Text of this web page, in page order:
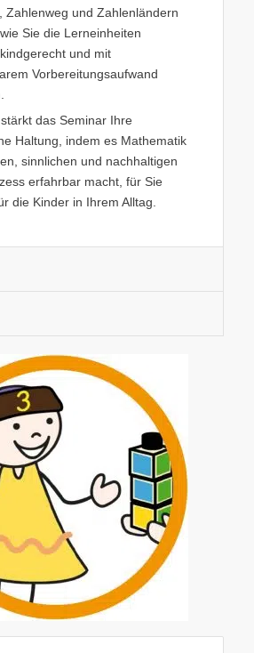
Zahlenweg und Zahlenländern
Sie die Lerneinheiten
und mit
Vorbereitungsaufwand
das Seminar Ihre
Haltung, indem es Mathematik
sinnlichen und nachhaltigen
erfahrbar macht, für Sie
die Kinder in Ihrem Alltag.